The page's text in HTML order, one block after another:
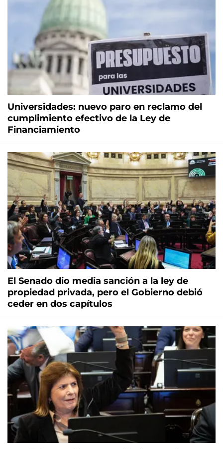
Universidades: nuevo paro en reclamo del
cumplimiento efectivo de la Ley de
Financiamiento
El Senado dio media sanción a la ley de
propiedad privada, pero el Gobierno debió
ceder en dos capítulos